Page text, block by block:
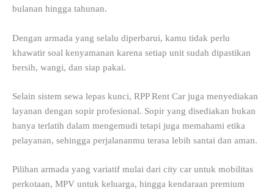
bulanan hingga tahunan.
Dengan armada yang selalu diperbarui, kamu tidak perlu
khawatir soal kenyamanan karena setiap unit sudah dipastikan
bersih, wangi, dan siap pakai.
Selain sistem sewa lepas kunci, RPP Rent Car juga menyediakan
layanan dengan sopir profesional. Sopir yang disediakan bukan
hanya terlatih dalam mengemudi tetapi juga memahami etika
pelayanan, sehingga perjalananmu terasa lebih santai dan aman.
Pilihan armada yang variatif mulai dari city car untuk mobilitas
perkotaan, MPV untuk keluarga, hingga kendaraan premium